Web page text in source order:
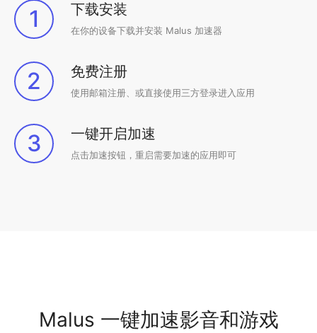
1 下载安装
在你的设备下载并安装 Malus 加速器
2 免费注册
使用邮箱注册、或直接使用三方登录进入应用
3 一键开启加速
点击加速按钮，重启需要加速的应用即可
Malus 一键加速影音和游戏